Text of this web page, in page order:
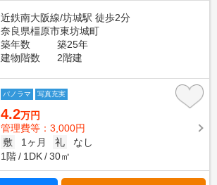
近鉄南大阪線/坊城駅 徒歩2分
奈良県橿原市東坊城町
築年数
築25年
建物階数
2階建
パノラマ 写真充実
4.2万円
管理費等：3,000円
敷
1ヶ月 礼
なし
1階
1DK 30㎡